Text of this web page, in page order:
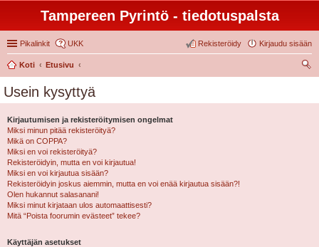
Tampereen Pyrintö - tiedotuspalsta
Pikalinkit UKK Kirjaudu sisään
Rekisteröidy
Koti
Etusivu
Usein kysyttyä
Kirjautumisen ja rekisteröitymisen ongelmat
Miksi minun pitää rekisteröityä?
Mikä on COPPA?
Miksi en voi rekisteröityä?
Rekisteröidyin, mutta en voi kirjautua!
Miksi en voi kirjautua sisään?
Rekisteröidyin joskus aiemmin, mutta en voi enää kirjautua sisään?!
Olen hukannut salasanani!
Miksi minut kirjataan ulos automaattisesti?
Mitä “Poista foorumin evästeet” tekee?
Käyttäjän asetukset